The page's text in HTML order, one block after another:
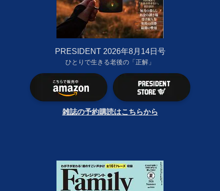
PRESIDENT 2026年8月14日号
ひとりで生きる老後の「正解」
雑誌の予約購読はこちらから